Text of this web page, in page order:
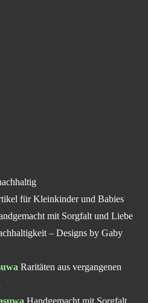
für Kleinkinder und Babies
mit Sorgfalt und Liebe
– Designs by Gaby
Raritäten aus vergangenen
Handgemacht mit Sorgfalt